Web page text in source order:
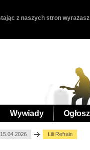
z naszych stron
Wywiady
Lili Refrain